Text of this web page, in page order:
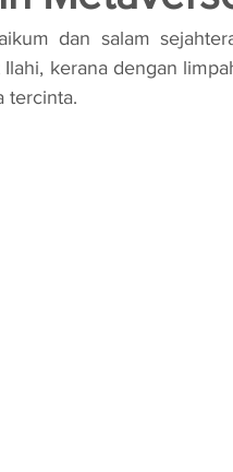
dan salam
kerana dengan
tercinta.